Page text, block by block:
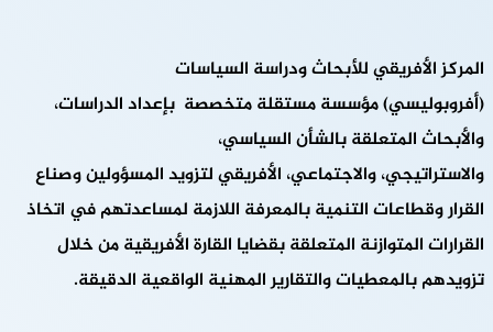
المركز الأفريقي للأبحاث ودراسة السياسات
(أفروبوليسي) مؤسسة مستقلة متخصصة بإعداد الدراسات،
والأبحاث المتعلقة بالشأن السياسي،
والاستراتيجي، والاجتماعي، الأفريقي لتزويد المسؤولين وصناع
القرار وقطاعات التنمية بالمعرفة اللازمة لمساعدتهم في اتخاذ
القرارات المتوازنة المتعلقة بقضايا القارة الأفريقية من خلال
تزويدهم بالمعطيات والتقارير المهنية الواقعية الدقيقة.